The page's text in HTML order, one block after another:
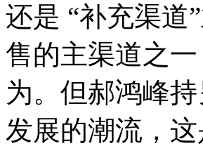
还是 “补充渠道
售的主渠道之
为。但郝鸿峰
发展的潮流，